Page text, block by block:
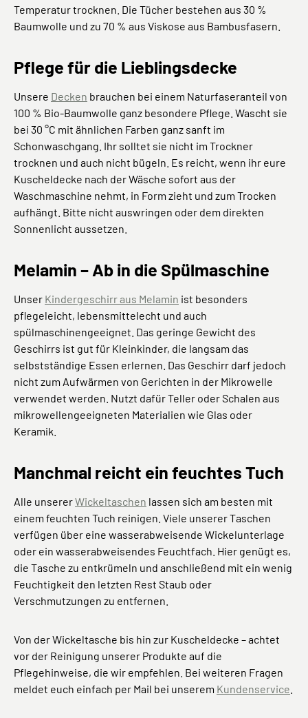
Temperatur trocknen. Die Tücher bestehen aus 30 %
Baumwolle und zu 70 % aus Viskose aus Bambusfasern.
Pflege für die Lieblingsdecke
Unsere Decken brauchen bei einem Naturfaseranteil von
100 % Bio-Baumwolle ganz besondere Pflege. Wascht sie
bei 30 °C mit ähnlichen Farben ganz sanft im
Schonwaschgang. Ihr solltet sie nicht im Trockner
trocknen und auch nicht bügeln. Es reicht, wenn ihr eure
Kuscheldecke nach der Wäsche sofort aus der
Waschmaschine nehmt, in Form zieht und zum Trocken
aufhängt. Bitte nicht auswringen oder dem direkten
Sonnenlicht aussetzen.
Melamin – Ab in die Spülmaschine
Unser Kindergeschirr aus Melamin ist besonders
pflegeleicht, lebensmittelecht und auch
spülmaschinengeeignet. Das geringe Gewicht des
Geschirrs ist gut für Kleinkinder, die langsam das
selbstständige Essen erlernen. Das Geschirr darf jedoch
nicht zum Aufwärmen von Gerichten in der Mikrowelle
verwendet werden. Nutzt dafür Teller oder Schalen aus
mikrowellengeeigneten Materialien wie Glas oder
Keramik.
Manchmal reicht ein feuchtes Tuch
Alle unsererWickeltaschen lassen sich am besten mit
einem feuchten Tuch reinigen. Viele unserer Taschen
verfügen über eine wasserabweisende Wickelunterlage
oder ein wasserabweisendes Feuchtfach. Hier genügt es,
die Tasche zu entkrümeln und anschließend mit ein wenig
Feuchtigkeit den letzten Rest Staub oder
Verschmutzungen zu entfernen.
Von der Wickeltasche bis hin zur Kuscheldecke – achtet
vor der Reinigung unserer Produkte auf die
Pflegehinweise, die wir empfehlen. Bei weiteren Fragen
meldet euch einfach per Mail bei unserem Kundenservice